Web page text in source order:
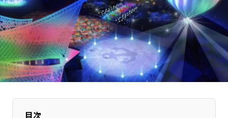
福井エリア
山梨エリア
長野エリア
岐阜エリア
静岡エリア
愛知エリア
三重エリア
滋賀エリア
京都エリア
大阪市エリア
北摂エリア
堺・泉州エリア
河内エリア
兵庫エリア
奈良エリア
目次